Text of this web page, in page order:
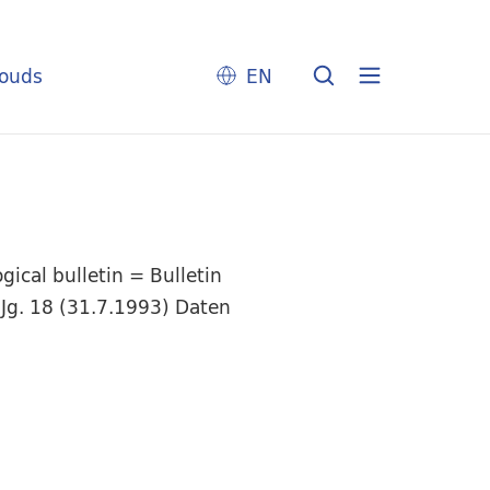
EN
bulletin = Bulletin
18 (31.7.1993) Daten